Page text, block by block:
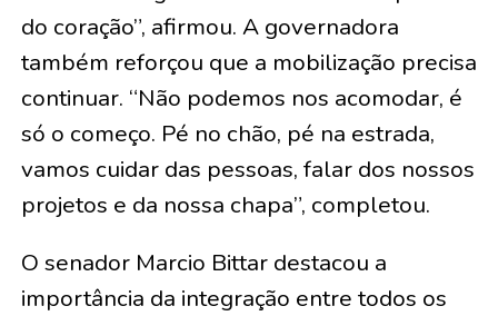
do coração”, afirmou. A governadora
também reforçou que a mobilização precisa
continuar. “Não podemos nos acomodar, é
só o começo. Pé no chão, pé na estrada,
vamos cuidar das pessoas, falar dos nossos
projetos e da nossa chapa”, completou.
O senador Marcio Bittar destacou a
importância da integração entre todos os